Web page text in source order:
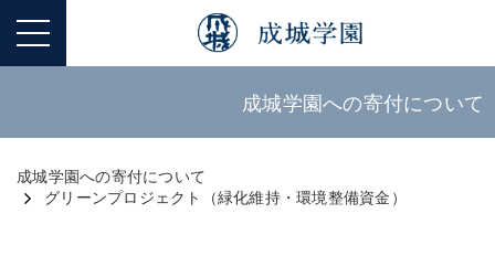
成城学園への寄付について
成城学園への寄付について
グリーンプロジェクト（緑化維持・環境整備資金）